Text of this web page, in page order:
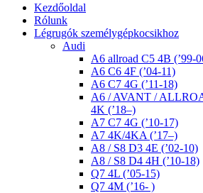
Kezdőoldal
Rólunk
Légrugók személygépkocsikhoz
Audi
A6 allroad C5 4B (’99-
A6 C6 4F (’04-11)
A6 C7 4G (’11-18)
A6 / AVANT /
4K (’18–)
A7 C7 4G (’10-17)
A7 4K/4KA (’17–)
A8 / S8 D3 4E (’02-10)
A8 / S8 D4 4H (’10-18)
Q7 4L (’05-15)
Q7 4M (’16- )